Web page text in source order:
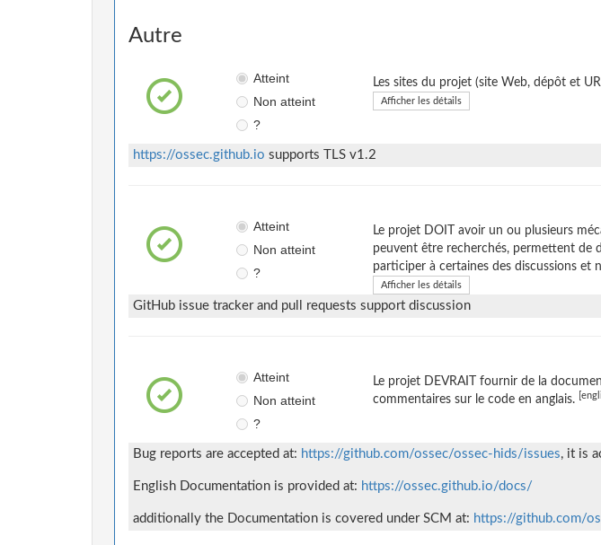
Autre
Atteint
Non atteint
?
Les sites du projet (site Web, dépôt et
Afficher les détails
https://ossec.github.io supports TLS v1.2
Atteint
Non atteint
?
Le projet DOIT avoir un ou plusieurs
peuvent être recherchés, permettent de
participer à certaines des discussions et
Afficher les détails
GitHub issue tracker and pull requests support discussion
Atteint
Non atteint
?
Le projet DEVRAIT fournir de la
commentaires sur le code en anglais.
Bug reports are accepted at: https://github.com/ossec/ossec-hids/issues, it is
English Documentation is provided at: https://ossec.github.io/docs/
additionally the Documentation is covered under SCM at: https://github.com/